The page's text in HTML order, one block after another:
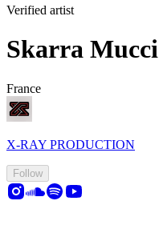
Verified artist
Skarra Mucci
France
X-RAY PRODUCTION
Follow